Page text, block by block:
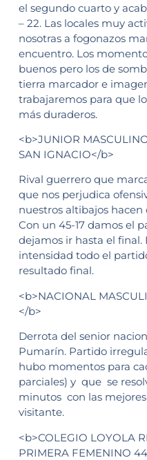
el segundo cuarto y
– 22. Las locales muy
nosotras a fogonazos
encuentro. Los
buenos pero los de
tierra marcador e
trabajaremos para que
más duraderos.
<b>JUNIOR
SAN IGNACIO</b>
Rival guerrero que
que nos perjudica
nuestros altibajos
Con un 45-17 damos el
dejamos ir hasta el final.
intensidad todo el
resultado final.
<b>NACIONAL
</b>
Derrota del senior
Pumarín. Partido
hubo momentos para
parciales) y que se
minutos con las
visitante.
<b>COLEGIO LOYOLA
PRIMERA FEMENINO